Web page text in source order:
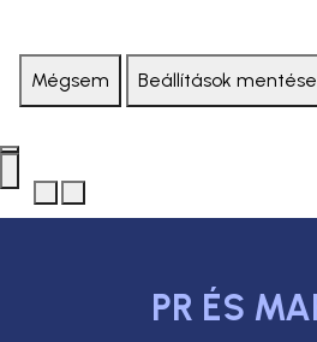
Mégsem Beállítások mentése
PR ÉS